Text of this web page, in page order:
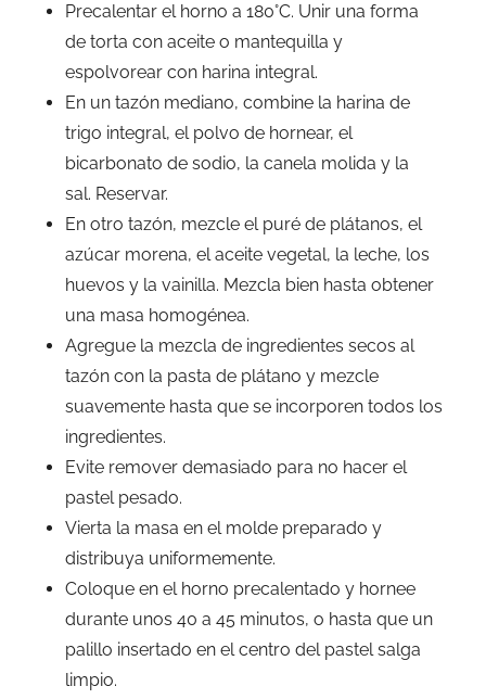
Precalentar el horno a 180°C. Unir una forma
de torta con aceite o mantequilla y
espolvorear con harina integral.
En un tazón mediano, combine la harina de
trigo integral, el polvo de hornear, el
bicarbonato de sodio, la canela molida y la
sal. Reservar.
En otro tazón, mezcle el puré de plátanos, el
azúcar morena, el aceite vegetal, la leche, los
huevos y la vainilla. Mezcla bien hasta obtener
una masa homogénea.
Agregue la mezcla de ingredientes secos al
tazón con la pasta de plátano y mezcle
suavemente hasta que se incorporen todos los
ingredientes.
Evite remover demasiado para no hacer el
pastel pesado.
Vierta la masa en el molde preparado y
distribuya uniformemente.
Coloque en el horno precalentado y hornee
durante unos 40 a 45 minutos, o hasta que un
palillo insertado en el centro del pastel salga
limpio.